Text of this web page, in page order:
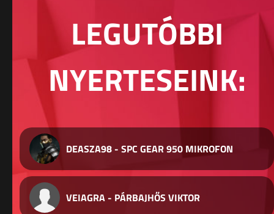
LEGUTÓBBI
NYERTESEINK:
DEASZA98 - SPC GEAR 950 MIKROFON
VEIAGRA - PÁRBAJHŐS VIKTOR